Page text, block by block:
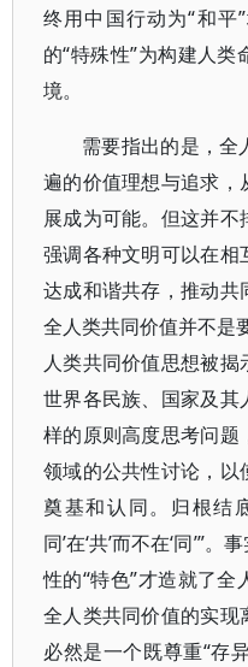
终用中国行动为“和平
的“特殊性”为构建人
境。
需要指出的是，全
遍的价值理想与追求
展成为可能。但这并
强调各种文明可以在
达成和谐共存，推动
全人类共同价值并不是
人类共同价值思想被
世界各民族、国家及
样的原则高度思考问
领域的公共性讨论，以
奠基和认同。归根结
同’在‘共’而不在‘同’”
性的“特色”才造就了全
全人类共同价值的实
必然是一个既尊重“存